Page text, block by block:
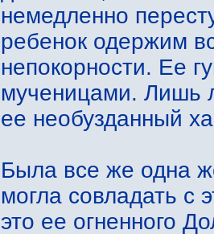
немедленно
ребенок одержим
непокорности. Ее
мученицами. Лишь
ее необузданный
Была все же одна
могла совладать с
это ее огненного